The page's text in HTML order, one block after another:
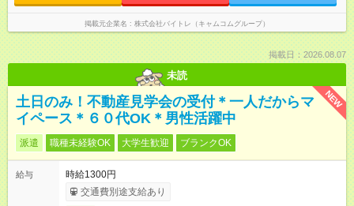
掲載元企業名 株式会社バイトレ（キャムコムグループ）
掲載日：2026.08.07
未読
NEW
土日のみ！不動産見学会の受付＊一人だからマ
イペース＊６０代OK＊男性活躍中
派遣 職種未経験OK 大学生歓迎 ブランクOK
給与
時給1300円
交通費別途支給あり